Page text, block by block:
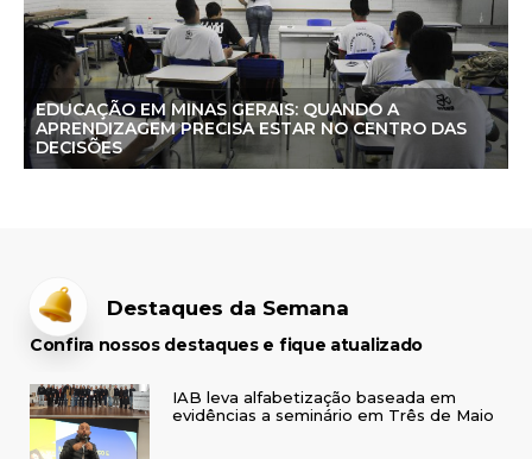
EDUCAÇÃO EM MINAS GERAIS: QUANDO A
APRENDIZAGEM PRECISA ESTAR NO CENTRO DAS
DECISÕES
Destaques da Semana
Confira nossos destaques e fique atualizado
IAB leva alfabetização baseada em
evidências a seminário em Três de Maio